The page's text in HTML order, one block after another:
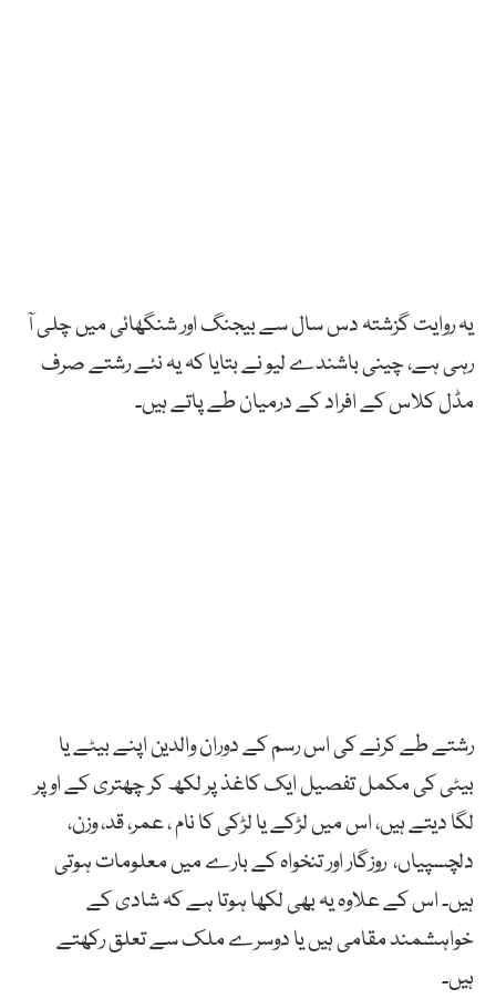
یہ روایت گزشتہ دس سال سے بیجنگ اور شنگھائی میں چلی آ
رہی ہے، چینی باشندے لیو نے بتایا کہ یہ نئے رشتے صرف
مڈل کلاس کے افراد کے درمیان طے پاتے ہیں۔
رشتے طے کرنے کی اس رسم کے دوران والدین اپنے بیٹے یا
بیٹی کی مکمل تفصیل ایک کاغذ پر لکھ کر چھتری کے اوپر
لگا دیتے ہیں، اس میں لڑکے یا لڑکی کا نام ، عمر، قد، وزن،
دلچسپیاں، روزگار اور تنخواہ کے بارے میں معلومات ہوتی
ہیں۔ اس کے علاوہ یہ بھی لکھا ہوتا ہے کہ شادی کے
خواہشمند مقامی ہیں یا دوسرے ملک سے تعلق رکھتے
ہیں۔